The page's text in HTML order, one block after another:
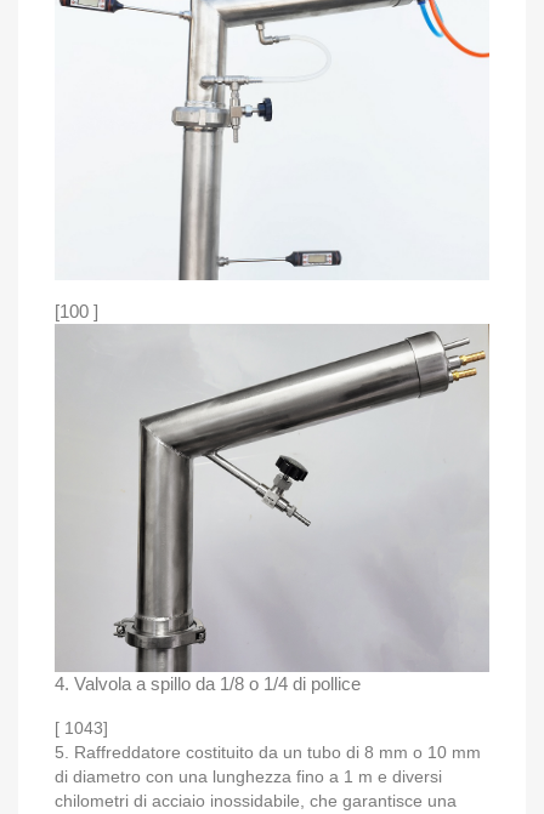
[100 ]
4. Valvola a spillo da 1/8 o 1/4 di pollice
[ 1043]
5. Raffreddatore costituito da un tubo di 8 mm o 10 mm
di diametro con una lunghezza fino a 1 m e diversi
chilometri di acciaio inossidabile, che garantisce una